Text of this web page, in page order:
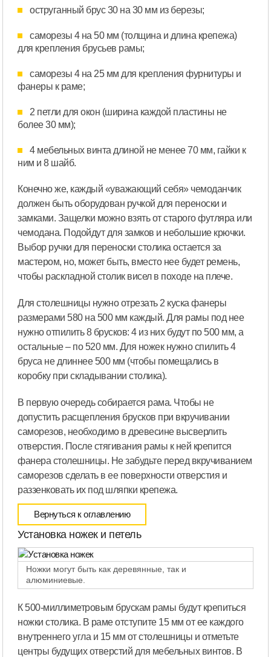
оструганный брус 30 на 30 мм из березы;
саморезы 4 на 50 мм (толщина и длина крепежа)
для крепления брусьев рамы;
саморезы 4 на 25 мм для крепления фурнитуры и
фанеры к раме;
2 петли для окон (ширина каждой пластины не
более 30 мм);
4 мебельных винта длиной не менее 70 мм, гайки к
ним и 8 шайб.
Конечно же, каждый «уважающий себя» чемоданчик
должен быть оборудован ручкой для переноски и
замками. Защелки можно взять от старого футляра или
чемодана. Подойдут для замков и небольшие крючки.
Выбор ручки для переноски столика остается за
мастером, но, может быть, вместо нее будет ремень,
чтобы раскладной столик висел в походе на плече.
Для столешницы нужно отрезать 2 куска фанеры
размерами 580 на 500 мм каждый. Для рамы под нее
нужно отпилить 8 брусков: 4 из них будут по 500 мм, а
остальные – по 520 мм. Для ножек нужно спилить 4
бруса не длиннее 500 мм (чтобы помещались в
коробку при складывании столика).
В первую очередь собирается рама. Чтобы не
допустить расщепления брусков при вкручивании
саморезов, необходимо в древесине высверлить
отверстия. После стягивания рамы к ней крепится
фанера столешницы. Не забудьте перед вкручиванием
саморезов сделать в ее поверхности отверстия и
раззенковать их под шляпки крепежа.
Вернуться к оглавлению
Установка ножек и петель
Ножки могут быть как деревянные, так и
алюминиевые.
К 500-миллиметровым брускам рамы будут крепиться
ножки столика. В раме отступите 15 мм от ее каждого
внутреннего угла и 15 мм от столешницы и отметьте
центры будущих отверстий для мебельных винтов. В